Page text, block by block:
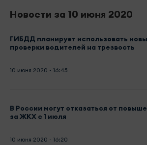
Новости за 10 июня 2020
ГИБДД планирует использовать
проверки водителей на трезвость
10 июня 2020 - 16:45
В России могут отказаться от
за ЖКХ с 1 июля
10 июня 2020 - 16:20